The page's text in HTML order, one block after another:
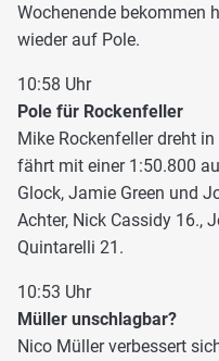
Wochenende bekommen
wieder auf Pole.
10:58 Uhr
Pole für Rockenfeller
Mike Rockenfeller dreht
fährt mit einer 1:50.800
Glock, Jamie Green und
Achter, Nick Cassidy 16.,
Quintarelli 21.
10:53 Uhr
Müller unschlagbar?
Nico Müller verbessert